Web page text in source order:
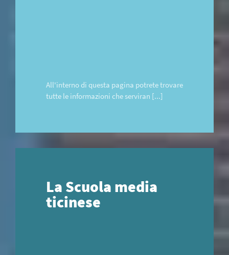
All'interno di questa pagina potrete trovare
tutte le informazioni che serviran [...]
La Scuola media
ticinese